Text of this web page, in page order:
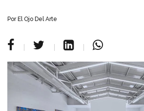
Por El Ojo Del Arte